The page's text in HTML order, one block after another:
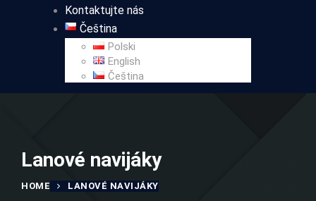
Kontaktujte nás
Čeština
Polski
English
Čeština
Lanové navijáky
HOME LANOVÉ NAVIJÁKY